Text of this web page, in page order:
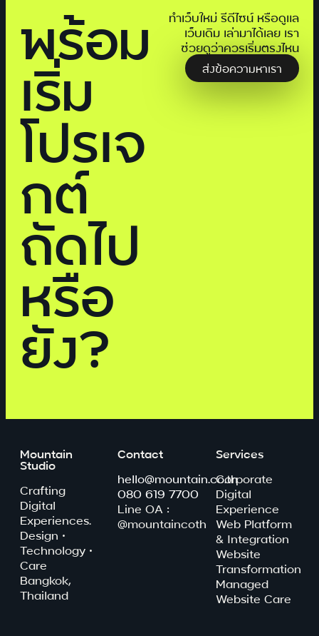
พร้อม
เริ่ม
โปรเจ
กต์
ถัดไป
หรือ
ยัง?
ทำเว็บใหม่ รีดีไซน์ หรือดูแล
เว็บเดิม เล่ามาได้เลย เรา
ช่วยดูว่าควรเริ่มตรงไหน
ส่งข้อความหาเรา
Mountain
Studio
Crafting
Digital
Experiences.
Design ·
Technology ·
Care
Bangkok,
Thailand
Contact
hello@mountain.co.th
080 619 7700
Line OA :
@mountaincoth
Services
Corporate
Digital
Experience
Web Platform
& Integration
Website
Transformation
Managed
Website Care